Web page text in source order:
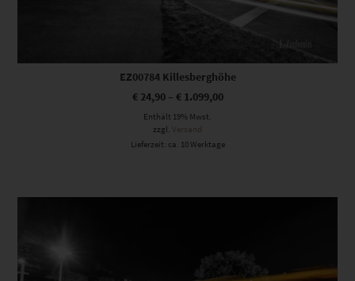
EZ00784 Killesberghöhe
€24,90– €1.099,00
Enthält 19% Mwst.
zzgl.
Versand
Lieferzeit: ca. 10 Werktage
Dieses Produkt weist mehrere Varianten auf. Die Optionen können auf der Produktseite gewählt werden